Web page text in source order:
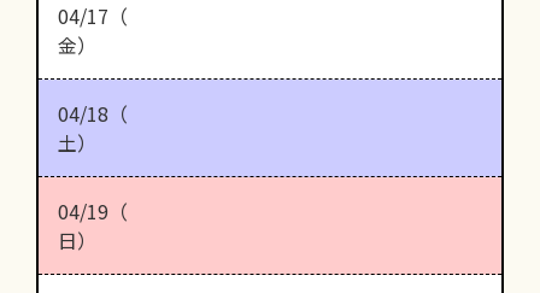
04/17（
金）
04/18（
土）
04/19（
日）